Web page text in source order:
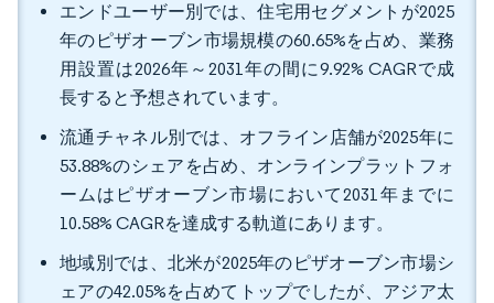
エンドユーザー別では、住宅用セグメントが2025
年のピザオーブン市場規模の60.65%を占め、業務
用設置は2026年～2031年の間に9.92% CAGRで成
長すると予想されています。
流通チャネル別では、オフライン店舗が2025年に
53.88%のシェアを占め、オンラインプラットフォ
ームはピザオーブン市場において2031年までに
10.58% CAGRを達成する軌道にあります。
地域別では、北米が2025年のピザオーブン市場シ
ェアの42.05%を占めてトップでしたが、アジア太